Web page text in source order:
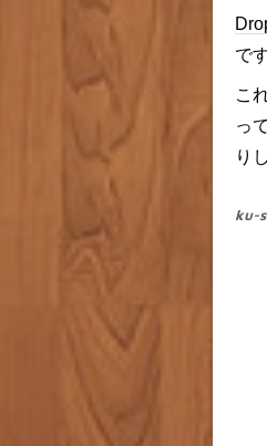
で
こ
っ
り
ku-